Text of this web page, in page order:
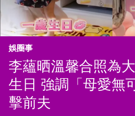
娛圈事
李蘊晒溫馨合照為
生日 強調「母愛無
擊前夫